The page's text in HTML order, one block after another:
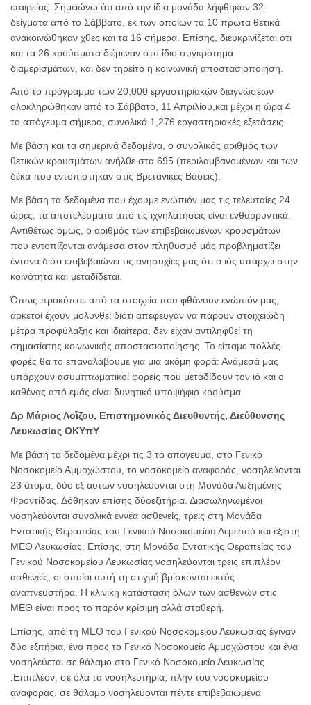
εταιρείας. Σημειώνω ότι από την ίδια μονάδα λήφθηκαν 32
δείγματα από το Σάββατο, εκ των οποίων τα 10 πρώτα θετικά
ανακοινώθηκαν χθες και τα 16 σήμερα. Επίσης, διευκρινίζεται ότι
και τα 26 κρούσματα διέμεναν στο ίδιο συγκρότημα
διαμερισμάτων, και δεν τηρείτο η κοινωνική αποστασιοποίηση.
Από το πρόγραμμα των 20,000 εργαστηριακών διαγνώσεων
ολοκληρώθηκαν από το Σάββατο, 11 Απριλίου,και μέχρι η ώρα 4
το απόγευμα σήμερα, συνολικά 1,276 εργαστηριακές εξετάσεις.
Με βάση και τα σημερινά δεδομένα, ο συνολικός αριθμός των
θετικών κρουσμάτων ανήλθε στα 695 (περιλαμβανομένων και των
δέκα που εντοπίστηκαν στις Βρετανικές Βάσεις).
Με βάση τα δεδομένα που έχουμε ενώπιόν μας τις τελευταίες 24
ώρες, τα αποτελέσματα από τις ιχνηλατήσεις είναι ενθαρρυντικά.
Αντιθέτως όμως, ο αριθμός των επιβεβαιωμένων κρουσμάτων
που εντοπίζονται ανάμεσα στον πληθυσμό μάς προβληματίζει
έντονα διότι επιβεβαιώνει τις ανησυχίες μας ότι ο ιός υπάρχει στην
κοινότητα και μεταδίδεται.
Όπως προκύπτει από τα στοιχεία που φθάνουν ενώπιόν μας,
αρκετοί έχουν μολυνθεί διότι απέφευγαν να πάρουν στοιχειώδη
μέτρα προφύλαξης και ιδιαίτερα, δεν είχαν αντιληφθεί τη
σημασίατης κοινωνικής αποστασιοποίησης. Το είπαμε πολλές
φορές θα το επαναλάβουμε για μια ακόμη φορά: Ανάμεσά μας
υπάρχουν ασυμπτωματικοί φορείς που μεταδίδουν τον ιό και ο
καθένας από εμάς είναι δυνητικό υποψήφιο κρούσμα.
Δρ Μάριος Λοΐζου, Επιστημονικός Διευθυντής, Διεύθυνσης
Λευκωσίας ΟΚΥπΥ
Mε βάση τα δεδομένα μέχρι τις 3 το απόγευμα, στο Γενικό
Νοσοκομείο Αμμοχώστου, το νοσοκομείο αναφοράς, νοσηλεύονται
23 άτομα, δύο εξ αυτών νοσηλεύονται στη Μονάδα Αυξημένης
Φροντίδας. Δόθηκαν επίσης δύοεξιτήρια. Διασωληνωμένοι
νοσηλεύονται συνολικά εννέα ασθενείς, τρεις στη Μονάδα
Εντατικής Θεραπείας του Γενικού Νοσοκομείου Λεμεσού και έξιστη
ΜΕΘ Λευκωσίας. Επίσης, στη Μονάδα Εντατικής Θεραπείας του
Γενικού Νοσοκομείου Λευκωσίας νοσηλεύονται τρεις επιπλέον
ασθενείς, οι οποίοι αυτή τη στιγμή βρίσκονται εκτός
αναπνευστήρα. Η κλινική κατάσταση όλων των ασθενών στις
ΜΕΘ είναι προς το παρόν κρίσιμη αλλά σταθερή.
Επίσης, από τη ΜΕΘ του Γενικού Νοσοκομείου Λευκωσίας έγιναν
δύο εξιτήρια, ένα προς το Γενικό Νοσοκομείο Αμμοχώστου και ένα
νοσηλεύεται σε θάλαμο στο Γενικό Νοσοκομείο Λευκωσίας
.Επιπλέον, σε όλα τα νοσηλευτήρια, πλην του νοσοκομείου
αναφοράς, σε θάλαμο νοσηλεύονται πέντε επιβεβαιωμένα